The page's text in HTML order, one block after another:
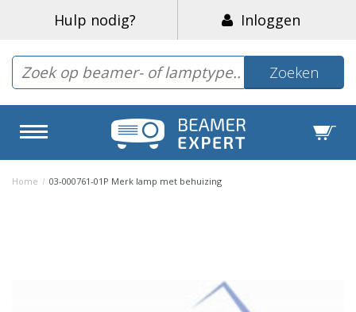
Hulp nodig? Inloggen
Zoeken
Home / 03-000761-01P Merk lamp met behuizing